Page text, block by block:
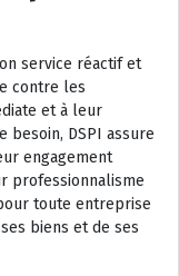
service réactif et
contre les
et à leur
besoin, DSPI assure
engagement
professionnalisme
toute entreprise
biens et de ses